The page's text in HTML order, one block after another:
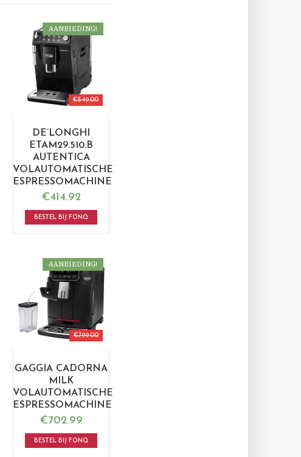
AANBIEDING!
DE’LONGHI
ETAM29.510.B
AUTENTICA
VOLAUTOMATISCHE
ESPRESSOMACHINE
€549.00
€414.92
BESTEL BIJ FONQ
AANBIEDING!
GAGGIA CADORNA
MILK
VOLAUTOMATISCHE
ESPRESSOMACHINE
€799.00
€702.99
BESTEL BIJ FONQ